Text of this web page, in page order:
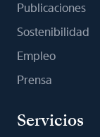
Publicaciones
Sostenibilidad
Empleo
Prensa
Servicios